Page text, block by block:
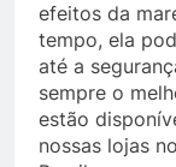
efeitos da
tempo, ela
até a
sempre o
estão
nossas lojas